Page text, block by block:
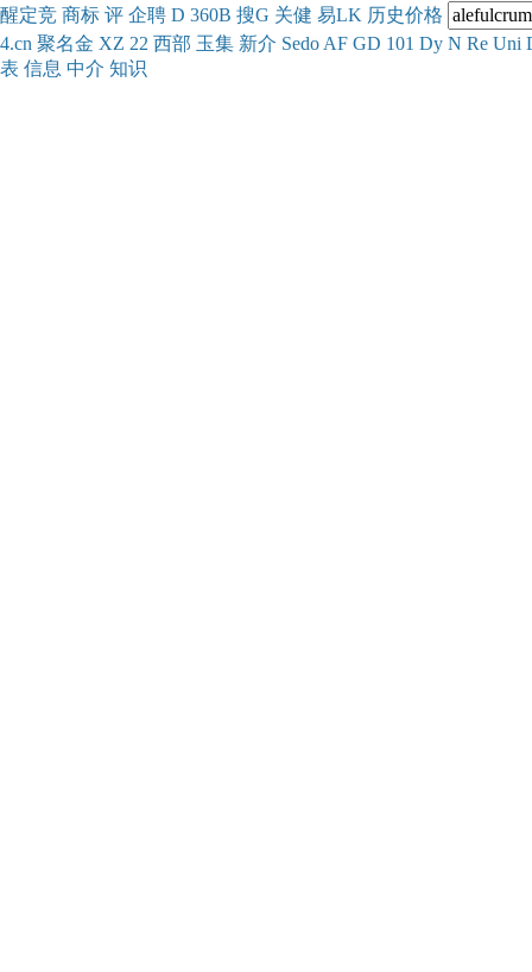
醒定竞 商标 评 企聘 D 360B 搜G 关健 易LK 历史价格
4.cn 聚名金 XZ 22 西部 玉集 新介 Sedo AF GD 101 Dy N Re Uni
表 信息 中介 知识